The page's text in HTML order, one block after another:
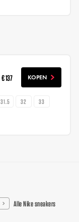
€ 137 KOPEN
31.5 32
33
Alle Nike sneakers